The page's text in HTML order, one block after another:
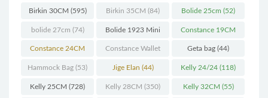
Birkin 30CM (595) Birkin 35CM (84) Bolide 25cm (52)
bolide 27cm (74) Bolide 1923 Mini
(93)
Constance 19CM
(571)
Constance 24CM
(216)
Constance Wallet
(60)
Geta bag (44)
Hammock Bag (53) Jige Elan (44) Kelly 24/24 (118)
Kelly 25CM (728) Kelly 28CM (350) Kelly 32CM (55)